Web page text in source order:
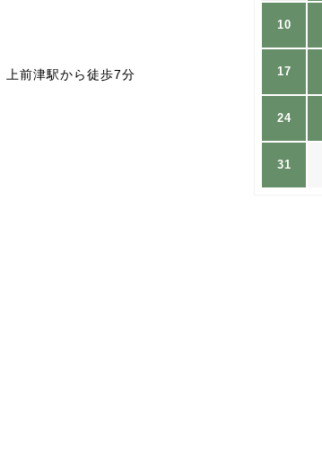
上前津駅から徒歩7分
10
17
24
31